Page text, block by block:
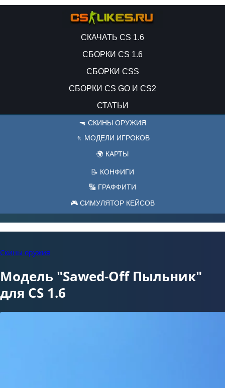
СКАЧАТЬ CS 1.6
СБОРКИ CS 1.6
СБОРКИ CSS
СБОРКИ CS GO И CS2
СТАТЬИ
🔫 СКИНЫ ОРУЖИЯ
🚶 МОДЕЛИ ИГРОКОВ
🌍 КАРТЫ
📝 КОНФИГИ
🔣 ГРАФФИТИ
🎮 СИМУЛЯТОР КЕЙСОВ
Скины оружия
Модель "Sawed-Off Пыльник"
для CS 1.6